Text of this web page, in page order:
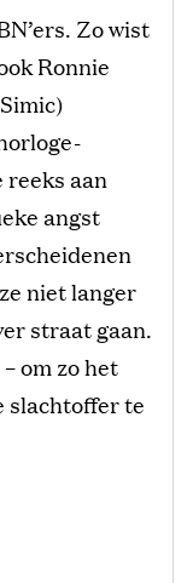
Zo wist
Ronnie
reeks aan
angst
niet langer
straat gaan.
om zo het
slachtoffer te